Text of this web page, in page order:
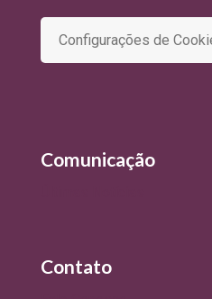
Configurações de
Comunicação
Contato